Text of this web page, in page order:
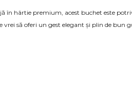
în hârtie premium, acest buchet este
vrei să oferi un gest elegant și plin de bun